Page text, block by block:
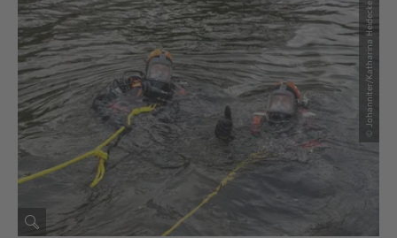
© Johanniter/Katharina Heidecke